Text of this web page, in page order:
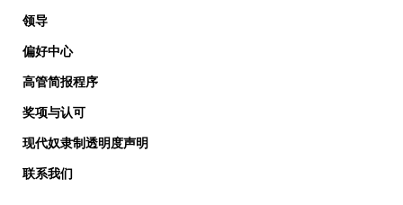
领导
偏好中心
高管简报程序
奖项与认可
现代奴隶制透明度声明
联系我们